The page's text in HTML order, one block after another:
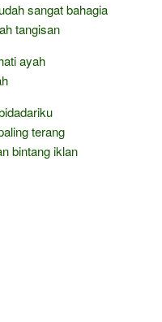
sangat bahagia
tangisan
ayah
terang
bintang iklan